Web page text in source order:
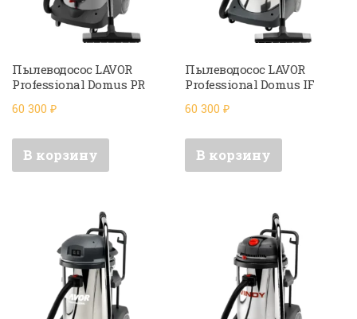
Пылеводосос LAVOR
Professional Domus PR
60 300 ₽
В корзину
Пылеводосос LAVOR
Professional Domus IF
60 300₽
В корзину